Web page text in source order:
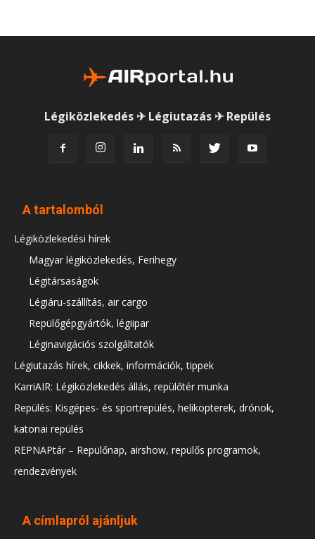
Légiközlekedés ✈ Légiutazás ✈ Repülés
A tartalomból
Légiközlekedési hírek
Magyar légiközlekedés, Ferihegy
Légitársaságok
Légiáru-szállítás, air cargo
Repülőgépgyártók, légiipar
Léginavigációs szolgáltatók
Légiutazás hírek, cikkek, információk, tippek
KarriAIR: Légiközlekedés állás, repülőtér munka
Repülés: Kisgépes- és sportrepülés, helikopterek, drónok,
katonai repülés
REPNAPtár – Repülőnap, airshow, repülős programok,
rendezvények
A címlapról ajánljuk